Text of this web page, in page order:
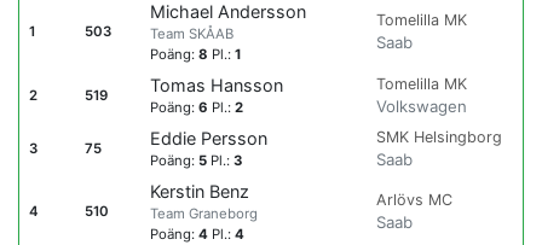
1 503
Michael Andersson
Team SKÅAB
Poäng:8 Pl.:1
Tomelilla MK
Saab
2 519 Tomas Hansson
Poäng:6 Pl.:2
Tomelilla MK
Volkswagen
3 75 Eddie Persson
Poäng: 5 Pl.:3
SMK Helsingborg
Saab
4 510
Kerstin Benz
Team Graneborg
Poäng:4 Pl.:4
Arlövs MC
Saab